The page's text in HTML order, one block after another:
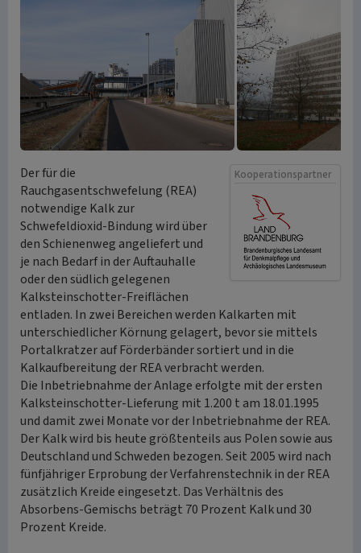
Kooperationspartner
Der für die
Rauchgasentschwefelung (REA)
notwendige Kalk zur
Schwefeldioxid-Bindung wird über
den Schienenweg angeliefert und
je nach Bedarf in der Auftauhalle
oder den südlich gelegenen
Kalksteinschotter-Freiflächen
entladen. In zwei Bereichen werden Kalkarten mit
unterschiedlicher Körnung gelagert, bevor sie mittels
Portalkratzer auf Förderbänder sortiert und in die
Kalkaufbereitung der REA verbracht werden.
Die Inbetriebnahme der Anlage erfolgte mit der ersten
Kalksteinschotter-Lieferung mit 1.200 t am 18.01.1995
und damit zwei Monate vor der Inbetriebnahme der REA.
Der Kalk wird bis heute größtenteils aus Polen sowie aus
Deutschland und Schweden bezogen. Seit 2005 wird nach
fünfjähriger Erprobung der Verfahrenstechnik in der REA
zusätzlich Kreide eingesetzt. Das Verhältnis des
Absorbens-Gemischs beträgt 70 Prozent Kalk und 30
Prozent Kreide.